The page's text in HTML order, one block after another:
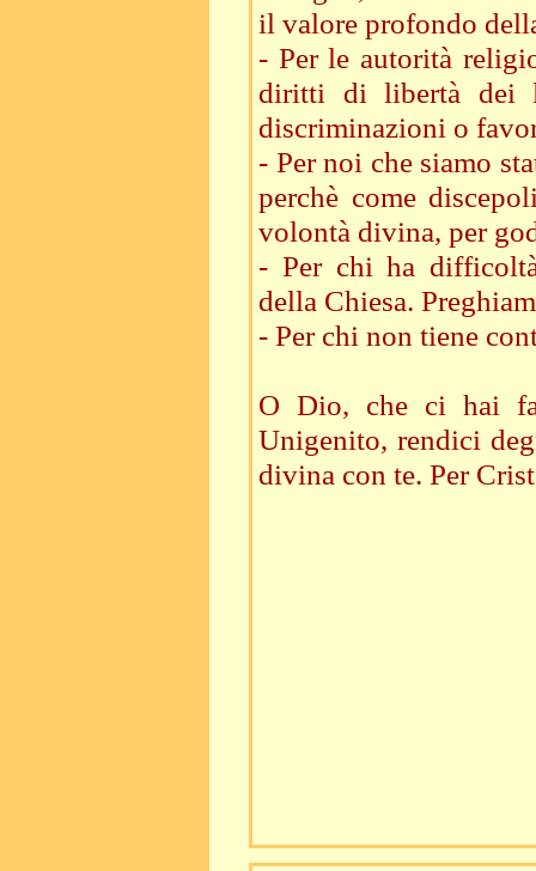
il valore profondo
- Per le autorità
diritti di libertà dei
discriminazioni o
- Per noi che siamo
perchè come
volontà divina, per
- Per chi ha
della Chiesa.
- Per chi non tiene
O Dio, che ci hai
Unigenito, rendici
divina con te. Per